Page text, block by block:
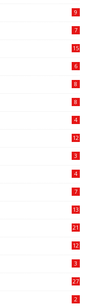
9
7
15
6
8
8
4
12
3
4
7
13
21
12
3
27
2